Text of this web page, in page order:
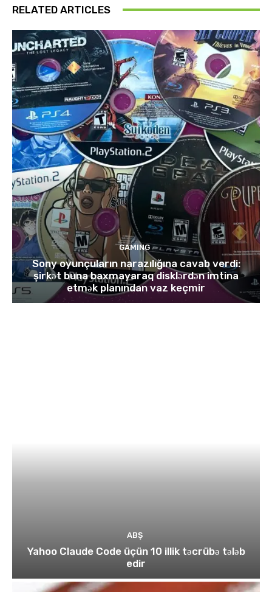
RELATED ARTICLES
GAMING
Sony oyunçuların narazılığına cavab verdi:
şirkət buna baxmayaraq disklərdən imtina
etmək planından vaz keçmir
ABŞ
Yahoo Claude Code üçün 10 illik təcrübə tələb
edir